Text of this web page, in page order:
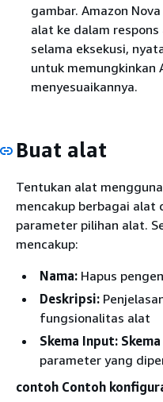
gambar. Amazon
alat ke dalam
selama eksekusi,
untuk memungkinkan
menyesuaikannya.
Buat alat
Tentukan alat
mencakup berbagai alat
parameter pilihan alat.
mencakup:
Nama: Hapus
Deskripsi:
fungsionalitas alat
Skema Input: Skema
parameter yang
contoh Contoh